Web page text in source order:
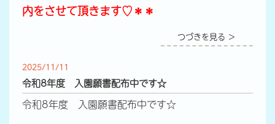
内をさせて頂きます♡＊＊
つづきを見る ＞
2025/11/11
令和8年度 入園願書配布中です☆
令和8年度 入園願書配布中です☆